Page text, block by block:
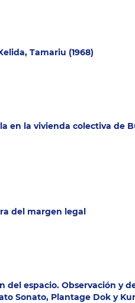
Tamariu (1968)
en la vivienda colectiva de
del margen legal
del espacio. Observación y
Sonato, Plantage Dok y